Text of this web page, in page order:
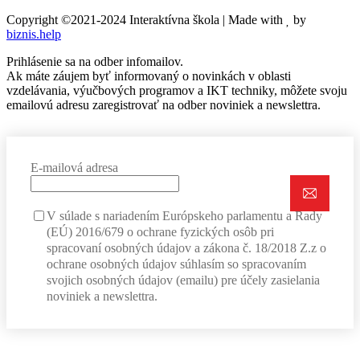
Copyright ©2021-2024 Interaktívna škola | Made with
by
biznis.help
Prihlásenie sa na odber infomailov.
Ak máte záujem byť informovaný o novinkách v oblasti
vzdelávania, výučbových programov a IKT techniky, môžete svoju
emailovú adresu zaregistrovať na odber noviniek a newslettra.
E-mailová adresa
V súlade s nariadením Európskeho parlamentu a Rady
(EÚ) 2016/679 o ochrane fyzických osôb pri
spracovaní osobných údajov a zákona č. 18/2018 Z.z o
ochrane osobných údajov súhlasím so spracovaním
svojich osobných údajov (emailu) pre účely zasielania
noviniek a newslettra.